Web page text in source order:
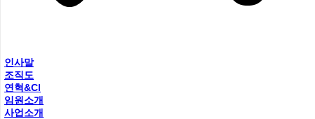
인사말
조직도
연혁&CI
임원소개
사업소개